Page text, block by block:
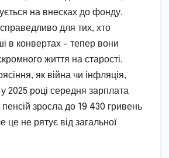
на внесках до фонду.
для тих, хто
в конвертах – тепер вони
життя на старості.
як війна чи інфляція,
2025 році середня зарплата
зросла до 19 430 гривень
це не рятує від загальної